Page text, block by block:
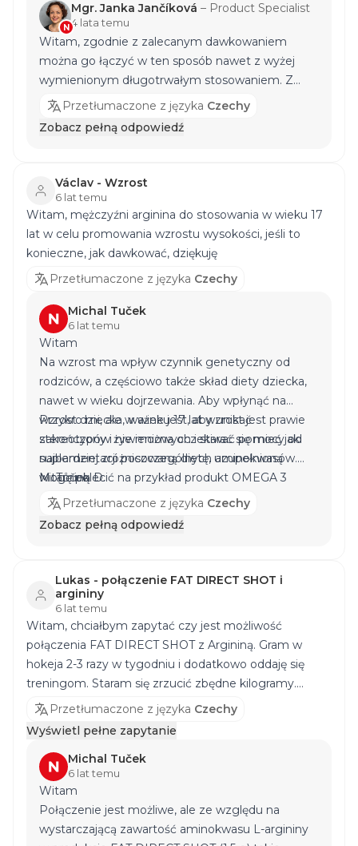
protein-481/2520-g-czekolada "złożony produkt
potreningowy"), ponieważ REGENER jest bogaty
głównie w węglowodany i jest przeznaczony
bardziej po dłuższym i ciężkim treningu. W
przeciwnym razie suplement CREATINEmoże
również pomóc w tym zakresie. Z poważaniem,
Mgr. Janka Jančíková
N
Mgr. Janka Jančíková – Product Specialist
4 lata temu
Witam, zgodnie z zalecanym dawkowaniem
można go łączyć w ten sposób nawet z wyżej
wymienionym długotrwałym stosowaniem. Z
poważaniem, Mgr. Janka Jančíková
Przetłumaczone z języka Czechy
Zobacz pełną odpowiedź
Václav - Wzrost
6 lat temu
Witam, mężczyźni arginina do stosowania w wieku 17
lat w celu promowania wzrostu wysokości, jeśli to
konieczne, jak dawkować, dziękuję
Przetłumaczone z języka Czechy
Michal Tuček
6 lat temu
Witam
Na wzrost ma wpływ czynnik genetyczny od
rodziców, a częściowo także skład diety dziecka,
nawet w wieku dojrzewania. Aby wpłynąć na
wzrost dziecka, ważne jest, aby unikać
stereotypów żywieniowych i starać się mieć jak
najbardziej zróżnicowaną dietę, uzupełnioną
witaminą D.
Przykro mi, ale w wieku 17 lat wzrost jest prawie
zakończony i nie można oczekiwać pomocy od
suplementacji poszczególnych aminokwasów.
Mogę polecić na przykład produkt OMEGA 3
PLUS SOFTGEL CAPS
, który zawiera witaminę D,
, który ma szerokie spektrum witamin i
dietę zawierającą szeroką gamę warzyw,
naturalnych źródeł węglowodanów, tłuszczów i
białka. Nie można jednak przewidzieć, jak
organizm zareaguje w tym wieku.
M. Tůček
Przetłumaczone z języka Czechy
Zobacz pełną odpowiedź
Lukas - połączenie FAT DIRECT SHOT i
argininy
6 lat temu
Witam, chciałbym zapytać czy jest możliwość
połączenia FAT DIRECT SHOT z Argininą. Gram w
hokeja 2-3 razy w tygodniu i dodatkowo oddaję się
treningom. Staram się zrzucić zbędne kilogramy.
DziękujęPrzetłumaczone z języka Czechy
Wyświetl pełne zapytanie
Michal Tuček
6 lat temu
Witam
Połączenie jest możliwe, ale ze względu na
wystarczającą zawartość aminokwasu L-argininy